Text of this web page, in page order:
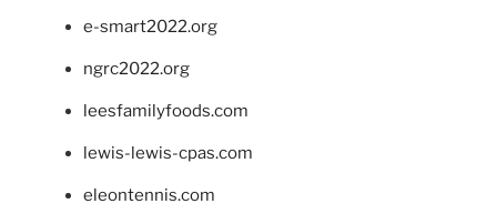
e-smart2022.org
ngrc2022.org
leesfamilyfoods.com
lewis-lewis-cpas.com
eleontennis.com